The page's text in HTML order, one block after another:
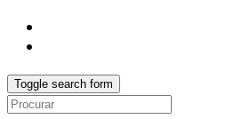
Toggle search form
Search